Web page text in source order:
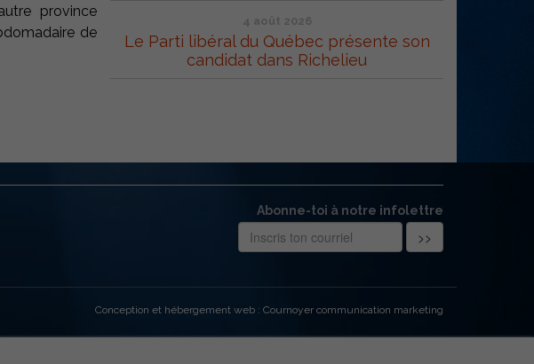
province
de
4 août 2026
Le Parti libéral du Québec présente son
candidat dans Richelieu
Abonne-toi à notre infolettre
Conception et hébergement web : Cournoyer communication marketing